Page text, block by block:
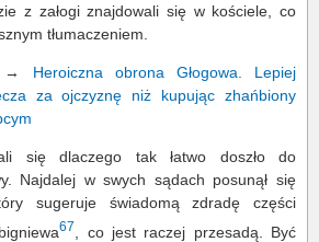
z załogi znajdowali się w kościele, co
tłumaczeniem.
→ Heroiczna obrona Głogowa. Lepiej
za ojczyznę niż kupując zhańbiony
się dlaczego tak łatwo doszło do
Najdalej w swych sądach posunął się
sugeruje świadomą zdradę części
67
, co jest raczej przesadą. Być